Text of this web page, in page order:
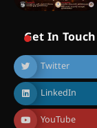
Get In Touch
Twitter
LinkedIn
YouTube